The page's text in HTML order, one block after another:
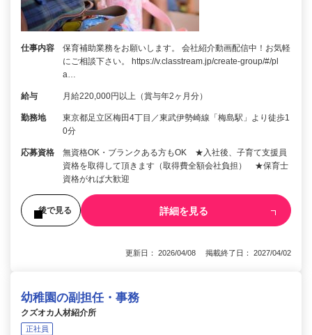
仕事内容
保育補助業務をお願いします。 会社紹介動画配信中！お気軽
にご相談下さい。 https://v.classtream.jp/create-group/#/pl
a…
給与 月給220,000円以上（賞与年2ヶ月分）
勤務地
東京都足立区梅田4丁目／東武伊勢崎線「梅島駅」より徒歩1
0分
応募資格
無資格OK・ブランクある方もOK ★入社後、子育て支援員
資格を取得して頂きます（取得費全額会社負担） ★保育士
資格がれば大歓迎
後で見る 詳細を見る
更新日： 2026/04/08 掲載終了日： 2027/04/02
幼稚園の副担任・事務
クズオカ人材紹介所
正社員